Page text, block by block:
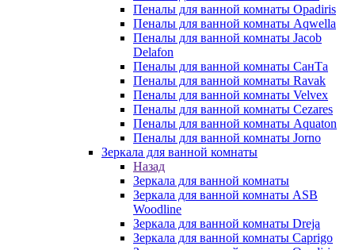
Пеналы для ванной комнаты Opadiris
Пеналы для ванной комнаты Aqwella
Пеналы для ванной комнаты Jacob
Delafon
Пеналы для ванной комнаты СанТа
Пеналы для ванной комнаты Ravak
Пеналы для ванной комнаты Velvex
Пеналы для ванной комнаты Cezares
Пеналы для ванной комнаты Aquaton
Пеналы для ванной комнаты Jorno
Зеркала для ванной комнаты
Назад
Зеркала для ванной комнаты
Зеркала для ванной комнаты ASB
Woodline
Зеркала для ванной комнаты Dreja
Зеркала для ванной комнаты Caprigo